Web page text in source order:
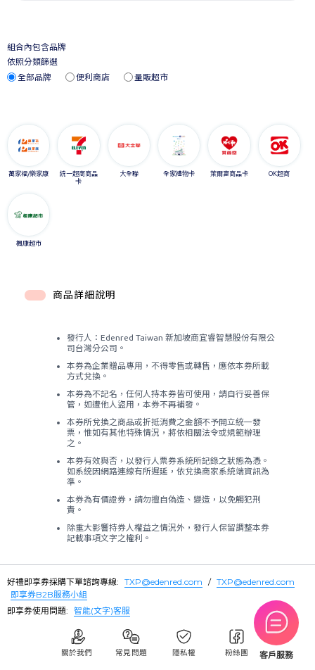
組合內包含品牌
依照分類篩選
全部品牌
便利商店 量販超市
萬家福/樂家康
統一超商商品
卡
大全聯 全家禮物卡 萊爾富商品卡 OK超商
楓康超市
商品詳細說明
發行人：Edenred Taiwan 新加坡商宜睿智慧股份有限公
司台灣分公司。
本券為企業贈品專用，不得零售或轉售，應依本券所載
方式兌換。
本券為不記名，任何人持本券皆可使用，請自行妥善保
管，如遭他人盜用，本券不再補發。
本券所兌換之商品或折抵消費之金額不予開立統一發
票，惟如有其他特殊情況，將依相關法令或規範辦理
之。
本券有效與否，以發行人票券系統所記錄之狀態為憑。
如系統因網路連線有所遲延，依兌換商家系統端資訊為
準。
本券為有價證券，請勿擅自偽造、變造，以免觸犯刑
責。
除重大影響持券人權益之情況外，發行人保留調整本券
記載事項文字之權利。
好禮即享券採購下單諮詢專線: TXP@edenred.com / TXP@edenred.com
即享券B2B服務小組
即享券使用問題: 智能(文字)客服
關於我們 常見問題 隱私權 粉絲團 客戶服務